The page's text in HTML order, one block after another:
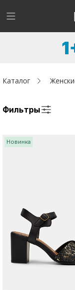
!
Женщинам
Адреса магазинов
Возникли вопросы?
Каталог
Фильтры
Новинка